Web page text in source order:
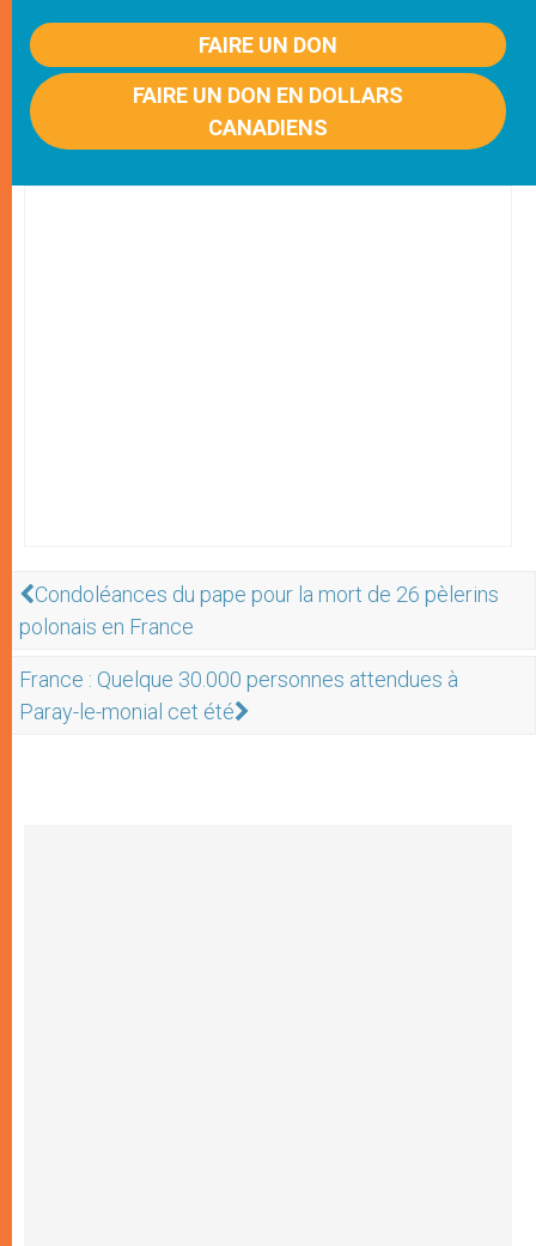
FAIRE UN DON
FAIRE UN DON EN DOLLARS
CANADIENS
Condoléances du pape pour la mort de 26 pèlerins
polonais en France
France : Quelque 30.000 personnes attendues à
Paray-le-monial cet été